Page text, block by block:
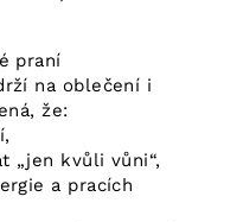
praní
na oblečení i
že:
„jen kvůli vůni“,
a pracích